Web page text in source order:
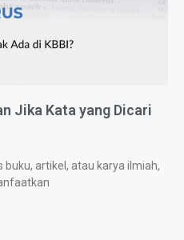
Jika Kata yang Dicari
buku, artikel, atau karya ilmiah,